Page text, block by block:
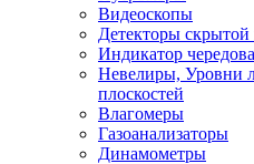
Видеоскопы
Детекторы скрытой
Индикатор
Невелиры, Уровни
плоскостей
Влагомеры
Газоанализаторы
Динамометры